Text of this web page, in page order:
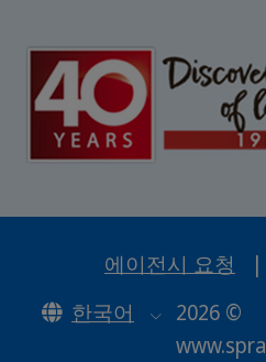
에이전시 요청 |
한국어
2026 ©